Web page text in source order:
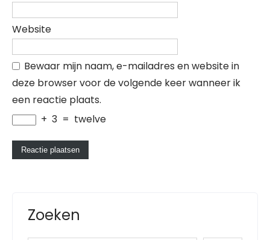
Website
Bewaar mijn naam, e-mailadres en website in
deze browser voor de volgende keer wanneer ik
een reactie plaats.
+ 3 = twelve
Zoeken